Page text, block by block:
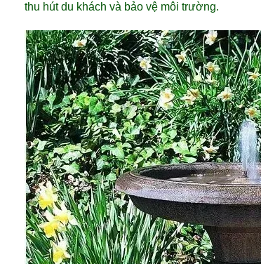
thu hút du khách và bảo vệ môi trường.